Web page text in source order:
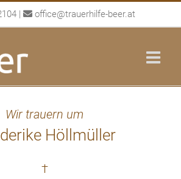
| office@trauerhilfe-beer.at
Wir trauern um
Höllmüller
†